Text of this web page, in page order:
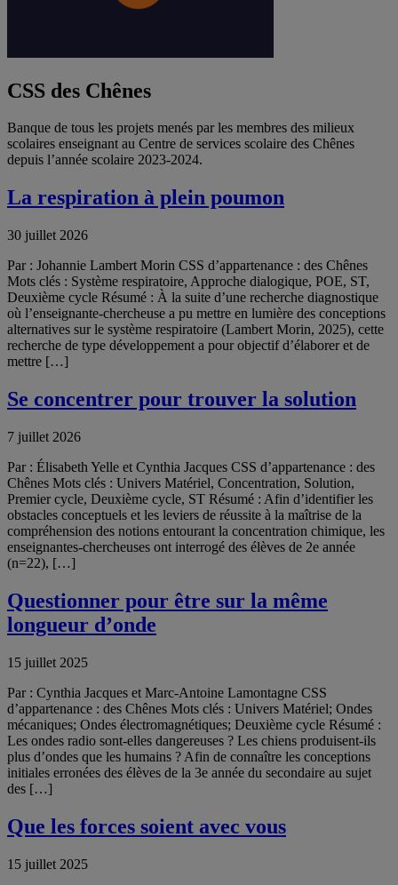
CSS des Chênes
Banque de tous les projets menés par les membres des milieux
scolaires enseignant au Centre de services scolaire des Chênes
depuis l’année scolaire 2023-2024.
La respiration à plein poumon
30 juillet 2026
Par : Johannie Lambert Morin CSS d’appartenance : des Chênes
Mots clés : Système respiratoire, Approche dialogique, POE, ST,
Deuxième cycle Résumé : À la suite d’une recherche diagnostique
où l’enseignante-chercheuse a pu mettre en lumière des conceptions
alternatives sur le système respiratoire (Lambert Morin, 2025), cette
recherche de type développement a pour objectif d’élaborer et de
mettre […]
Se concentrer pour trouver la solution
7 juillet 2026
Par : Élisabeth Yelle et Cynthia Jacques CSS d’appartenance : des
Chênes Mots clés : Univers Matériel, Concentration, Solution,
Premier cycle, Deuxième cycle, ST Résumé : Afin d’identifier les
obstacles conceptuels et les leviers de réussite à la maîtrise de la
compréhension des notions entourant la concentration chimique, les
enseignantes-chercheuses ont interrogé des élèves de 2e année
(n=22), […]
Questionner pour être sur la même
longueur d’onde
15 juillet 2025
Par : Cynthia Jacques et Marc-Antoine Lamontagne CSS
d’appartenance : des Chênes Mots clés : Univers Matériel; Ondes
mécaniques; Ondes électromagnétiques; Deuxième cycle Résumé :
Les ondes radio sont-elles dangereuses ? Les chiens produisent-ils
plus d’ondes que les humains ? Afin de connaître les conceptions
initiales erronées des élèves de la 3e année du secondaire au sujet
des […]
Que les forces soient avec vous
15 juillet 2025